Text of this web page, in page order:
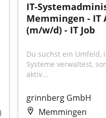
IT-
Memmingen -
(m/w/d) - IT Job
Du suchst ein
Systeme verwaltest,
aktiv...
grinnberg GmbH
Memmingen